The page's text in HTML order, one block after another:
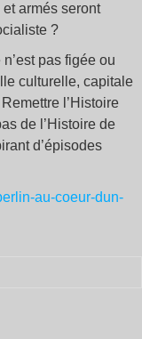
armés seront
?
pas figée ou
culturelle, capitale
l’Histoire
de l’Histoire de
d’épisodes
au-coeur-dun-